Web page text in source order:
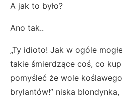
A jak to było?
Ano tak..
„Ty idioto! Jak w ogóle
takie śmierdzące coś, co
pomyśleć że wole
brylantów!” niska